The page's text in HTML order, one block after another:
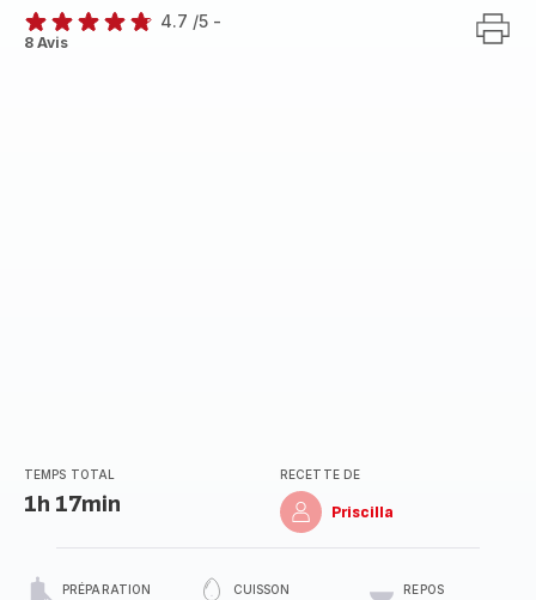
ratings.4.7
4.7 /5 -
8 Avis
TEMPS TOTAL
1h 17min
RECETTE DE
Priscilla
PRÉPARATION CUISSON REPOS